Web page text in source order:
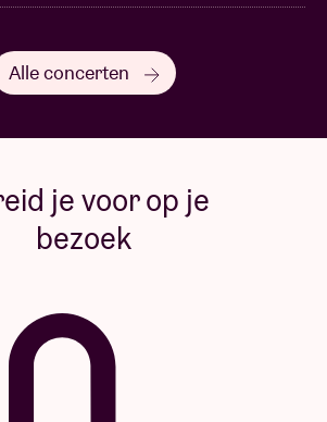
Alle concerten
je voor op je
bezoek